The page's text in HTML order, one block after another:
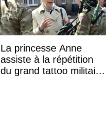
La princesse Anne
assiste à la répétition
du grand tattoo militaire